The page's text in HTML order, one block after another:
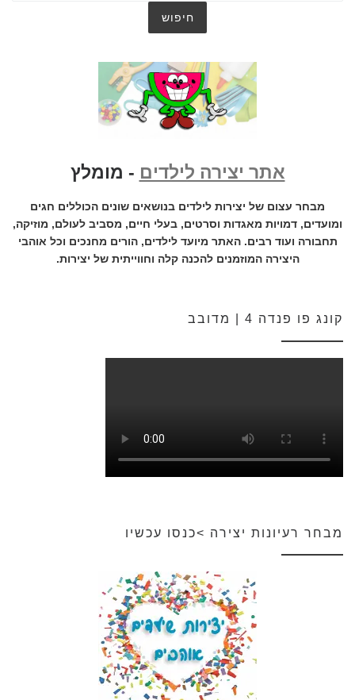
אתר יצירה לילדים - מומלץ
מבחר עצום של יצירות לילדים בנושאים שונים הכוללים חגים
ומועדים, דמויות מאגדות וסרטים, בעלי חיים, מסביב לעולם, מוזיקה,
תחבורה ועוד רבים. האתר מיועד לילדים, הורים מחנכים וכל אוהבי
היצירה המוזמנים להכנה קלה וחווייתית של יצירות.
קונג פו פנדה 4 | מדובב
מבחר רעיונות יצירה >כנסו עכשיו